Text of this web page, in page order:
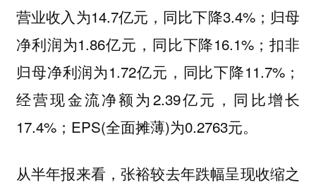
营业收入为14.7亿元，同比下降3.4%；归母
净利润为1.86亿元，同比下降16.1%；扣非
归母净利润为1.72亿元，同比下降11.7%；
经营现金流净额为2.39亿元，同比增长
17.4%；EPS(全面摊薄)为0.2763元。
从半年报来看，张裕较去年跌幅呈现收缩之